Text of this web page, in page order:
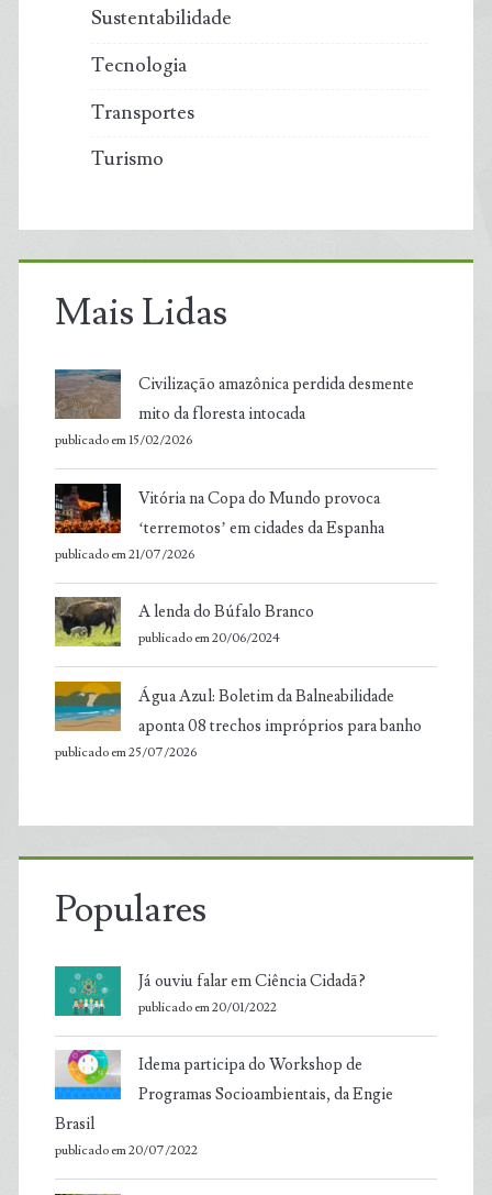
Sustentabilidade
Tecnologia
Transportes
Turismo
Mais Lidas
Civilização amazônica perdida desmente
mito da floresta intocada
publicado em 15/02/2026
Vitória na Copa do Mundo provoca
‘terremotos’ em cidades da Espanha
publicado em 21/07/2026
A lenda do Búfalo Branco
publicado em 20/06/2024
Água Azul: Boletim da Balneabilidade
aponta 08 trechos impróprios para banho
publicado em 25/07/2026
Populares
Já ouviu falar em Ciência Cidadã?
publicado em 20/01/2022
Idema participa do Workshop de
Programas Socioambientais, da Engie
Brasil
publicado em 20/07/2022